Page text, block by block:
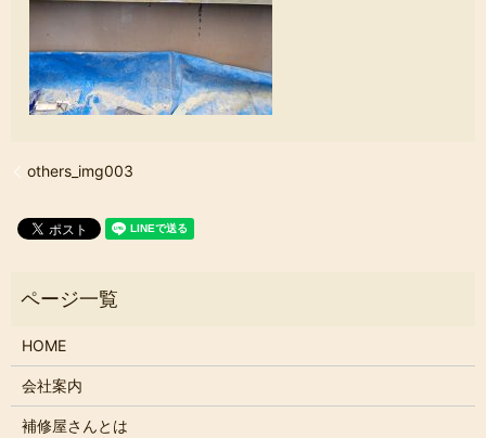
others_img003
HOME
会社案内
補修屋さんとは